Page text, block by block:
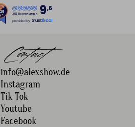
253 Bewertungen 9,6
provided by
Contact
info@alexshow.de
Instagram
Tik Tok
Youtube
Facebook